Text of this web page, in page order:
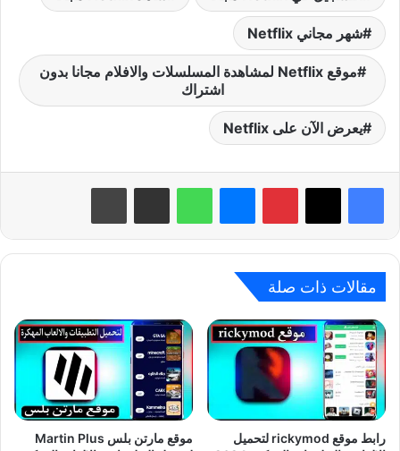
شهر مجاني Netflix
موقع Netflix لمشاهدة المسلسلات والافلام مجانا بدون
اشتراك
يعرض الآن على Netflix
بينتيريست واتساب
مقالات ذات صلة
رابط موقع rickymod لتحميل
موقع مارتن بلس Martin Plus